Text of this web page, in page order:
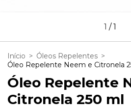
1 /1
Início > Óleos Repelentes >
Óleo Repelente Neem e Citronela
Óleo Repelente
Citronela 250 ml